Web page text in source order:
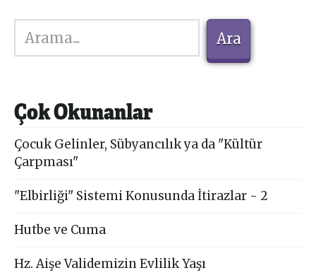
Ara
Ara
Çok Okunanlar
Çocuk Gelinler, Sübyancılık ya da "Kültür
Çarpması"
"Elbirliği" Sistemi Konusunda İtirazlar - 2
Hutbe ve Cuma
Hz. Aişe Validemizin Evlilik Yaşı